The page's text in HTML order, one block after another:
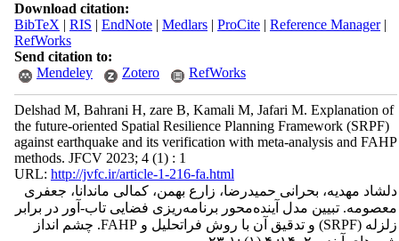
Download citation:
BibTeX | RIS | EndNote| Medlars| ProCite| Reference Manager|
RefWorks
Send citation to:
Mendeley
Zotero RefWorks
Delshad M, Bahrani H, zare B, Kamali M, Jafari M. Explanation of
the future-oriented Spatial Resilience Planning Framework (SRPF)
against earthquake and its verification with meta-analysis and FAHP
methods. JFCV 2023; 4 (1) : 1
URL: http://jvfc.ir/article-1-216-fa.html
دلشاد مهدیه، بحرانی حمیدرضا، زارع بهمن، کمالی ماندانا، جعفری
معصومه. تبیین مدل آینده‌محور برنامه‌ریزی فضایی تاب-آور در برابر
زلزله (SRPF) و تدقیق آن با روش فراتحلیل و FAHP. چشم انداز